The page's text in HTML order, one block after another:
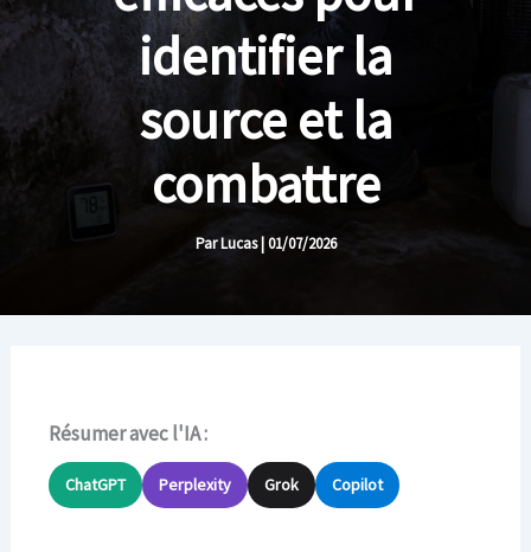
identifier la
source et la
combattre
ParLucas|01/07/2026
Résumer avec l'IA :
ChatGPT Perplexity Grok Copilot